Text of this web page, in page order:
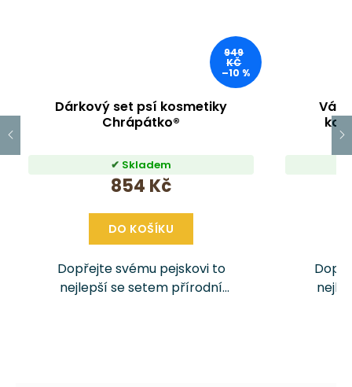
949
KČ
–10 %
Dárkový set psí kosmetiky
Chrápátko®
Skladem
854 Kč
DO KOŠÍKU
Dopřejte svému pejskovi to
nejlepší se setem přírodní